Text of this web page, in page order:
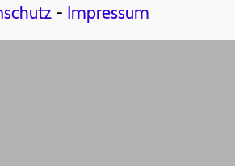
- Impressum